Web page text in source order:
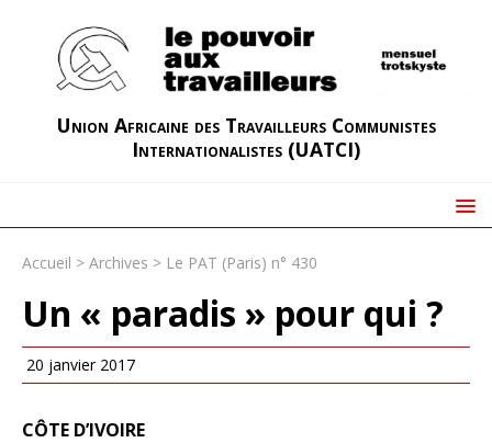
Union Africaine des Travailleurs Communistes
Internationalistes (UATCI)
Accueil > Archives > Le PAT (Paris) n° 430
Un « paradis » pour qui ?
20 janvier 2017
CÔTE D’IVOIRE